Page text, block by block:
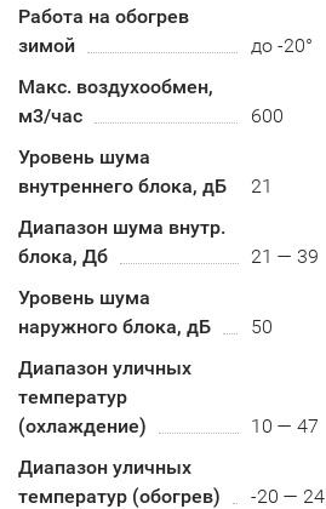
Работа на обогрев
зимой
до -20°
Макс. воздухообмен,
м3/час
600
Уровень шума
внутреннего блока, дБ
21
Диапазон шума внутр.
блока, Дб
21 — 39
Уровень шума
наружного блока, дБ
50
Диапазон уличных
температур
(охлаждение)
10 — 47
Диапазон уличных
температур (обогрев)
-20 — 24